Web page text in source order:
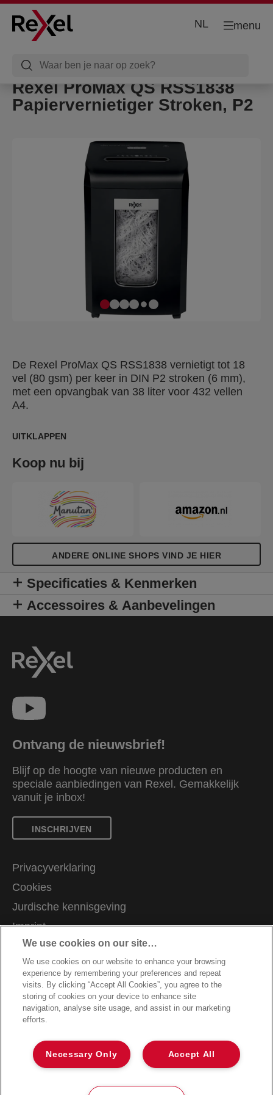
menu
NL
Rexel ProMax QS RSS1838
Papiervernietiger Stroken, P2
De Rexel ProMax QS RSS1838 vernietigt tot 18
vel (80 gsm) per keer in DIN P2 stroken (6 mm),
met een opvangbak van 38 liter voor 432 vellen
A4.
UITKLAPPEN
Koop nu bij
ANDERE ONLINE SHOPS VIND JE HIER
Specificaties & Kenmerken
Accessoires & Aanbevelingen
Ontvang de nieuwsbrief!
Blijf op de hoogte van nieuwe producten en
speciale aanbiedingen van Rexel. Gemakkelijk
vanuit je inbox!
INSCHRIJVEN
Privacyverklaring
Cookies
Jurdische kennisgeving
Imprint
Mijn gegevens beheren
Algemene voorwaarden
Klantenservice
Garantievoorwaarden
Richtlijnen bij recycling van verpakkingen
Conformiteitsverklaringen
Sitemap
©2026 ACCO Brands
We use cookies on our site…
We use cookies on our website to enhance your browsing
experience by remembering your preferences and repeat
visits. By clicking “Accept All Cookies”, you agree to the
storing of cookies on your device to enhance site
navigation, analyse site usage, and assist in our marketing
efforts.
Accept All
Necessary Only